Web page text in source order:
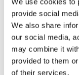
provide social
We also share
our social media,
may combine it
provided to them
of their services.
Presentkort
Tillgänglighet
Frågor & svar
Platskarta
Företag
Guidning
Teaterns
Ensemble
Historia
LOGGA IN
BILJETTER
Köp biljetter